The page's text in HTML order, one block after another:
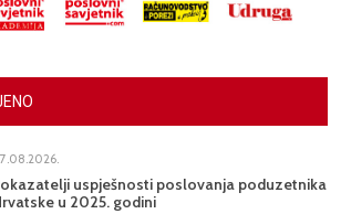
uspješnosti poslovanja poduzetnika
u 2025. godini